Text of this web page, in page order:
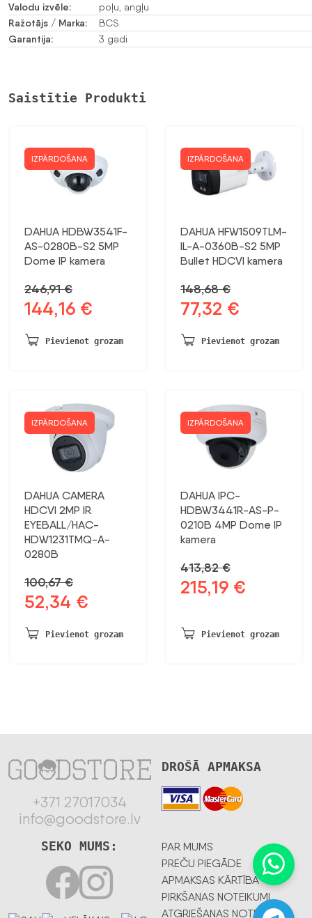
Valodu izvēle: poļu, angļu
Ražotājs / Marka: BCS
Garantija: 3 gadi
Saistītie Produkti
IZPĀRDOŠANA
DAHUA HDBW3541F-
AS-0280B-S2 5MP
Dome IP kamera
246,91€
Sākotnējā
bija:
144,16 €
ir:
Pievienot grozam
IZPĀRDOŠANA
DAHUA HFW1509TLM-
IL-A-0360B-S2 5MP
Bullet HDCVI kamera
148,68€
Sākotnējā
bija:
77,32 €
ir:
Pievienot grozam
IZPĀRDOŠANA
DAHUA CAMERA
HDCVI 2MP IR
EYEBALL/HAC-
HDW1231TMQ-A-
0280B
100,67€
Sākotnējā
bija:
52,34 €
ir:
Pievienot grozam
IZPĀRDOŠANA
DAHUA IPC-
HDBW3441R-AS-P-
0210B 4MP Dome IP
kamera
413,82€
Sākotnējā
413,82 €.
215,19 €
215,19 €.
Pievienot grozam
+371 27017034
info@goodstore.lv
DROŠĀ APMAKSA
PAR MUMS
PREČU PIEGĀDE
APMAKSAS KĀRTĪBA
PIRKŠANAS NOTEIKUMI
ATGRIEŠANAS NOTEIKUMI
SEKO MUMS: